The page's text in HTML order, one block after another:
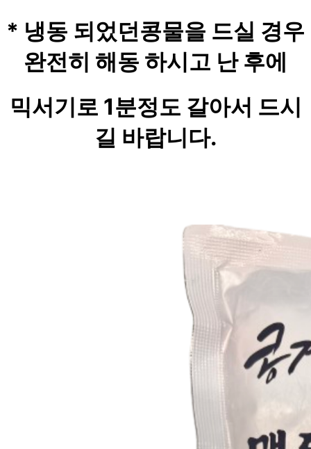
* 냉동 되었던콩물을 드실 경우
완전히 해동 하시고 난 후에
믹서기로 1분정도 갈아서 드시
길 바랍니다.